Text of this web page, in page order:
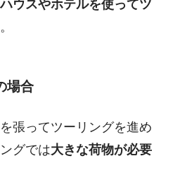
ウスやホテルを使ってツ
場合
張ってツーリングを進め
グでは大きな荷物が必要